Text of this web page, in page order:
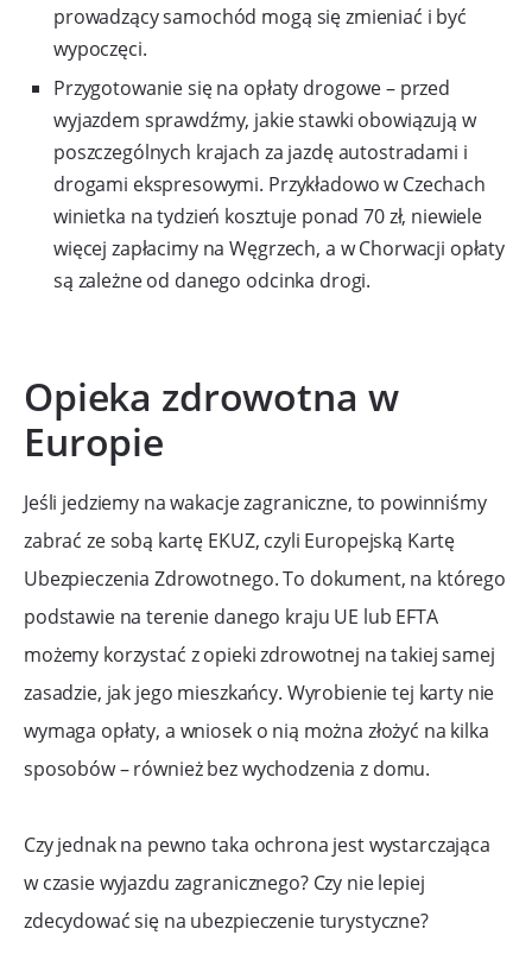
prowadzący samochód mogą się zmieniać i być
wypoczęci.
Przygotowanie się na opłaty drogowe – przed
wyjazdem sprawdźmy, jakie stawki obowiązują w
poszczególnych krajach za jazdę autostradami i
drogami ekspresowymi. Przykładowo w Czechach
winietka na tydzień kosztuje ponad 70 zł, niewiele
więcej zapłacimy na Węgrzech, a w Chorwacji opłaty
są zależne od danego odcinka drogi.
Opieka zdrowotna w
Europie
Jeśli jedziemy na wakacje zagraniczne, to powinniśmy
zabrać ze sobą kartę EKUZ, czyli Europejską Kartę
Ubezpieczenia Zdrowotnego. To dokument, na którego
podstawie na terenie danego kraju UE lub EFTA
możemy korzystać z opieki zdrowotnej na takiej samej
zasadzie, jak jego mieszkańcy. Wyrobienie tej karty nie
wymaga opłaty, a wniosek o nią można złożyć na kilka
sposobów – również bez wychodzenia z domu.
Czy jednak na pewno taka ochrona jest wystarczająca
w czasie wyjazdu zagranicznego? Czy nie lepiej
zdecydować się na ubezpieczenie turystyczne?